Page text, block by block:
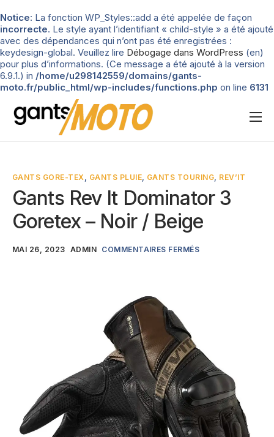
Notice: La fonction WP_Styles::add a été appelée de façon
incorrecte. Le style ayant l’identifiant « child-style » a été ajouté
avec des dépendances qui n’ont pas été enregistrées :
keydesign-global. Veuillez lire Débogage dans WordPress (en)
pour plus d’informations. (Ce message a été ajouté à la version
6.9.1.) in /home/u298142559/domains/gants-
moto.fr/public_html/wp-includes/functions.php on line 6131
Nos tests
Types de gants
Guide d’achat
GANTS GORE-TEX GANTS PLUIE, GANTS TOURING REV’IT
Gants Rev It Dominator 3
Goretex – Noir / Beige
MAI 26, 2023 ADMIN COMMENTAIRES FERMÉS